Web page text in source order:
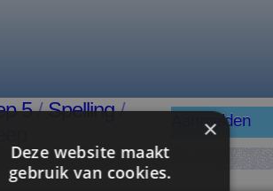
5/Spelling/
Aanmelden
Deze website maakt
gebruik van cookies.